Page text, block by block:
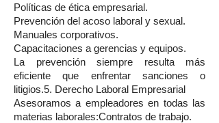
Políticas de ética empresarial.
Prevención del acoso laboral y sexual.
Manuales corporativos.
Capacitaciones a gerencias y equipos.
La prevención siempre resulta más
eficiente que enfrentar sanciones o
litigios.5. Derecho Laboral Empresarial
Asesoramos a empleadores en todas las
materias laborales:Contratos de trabajo.